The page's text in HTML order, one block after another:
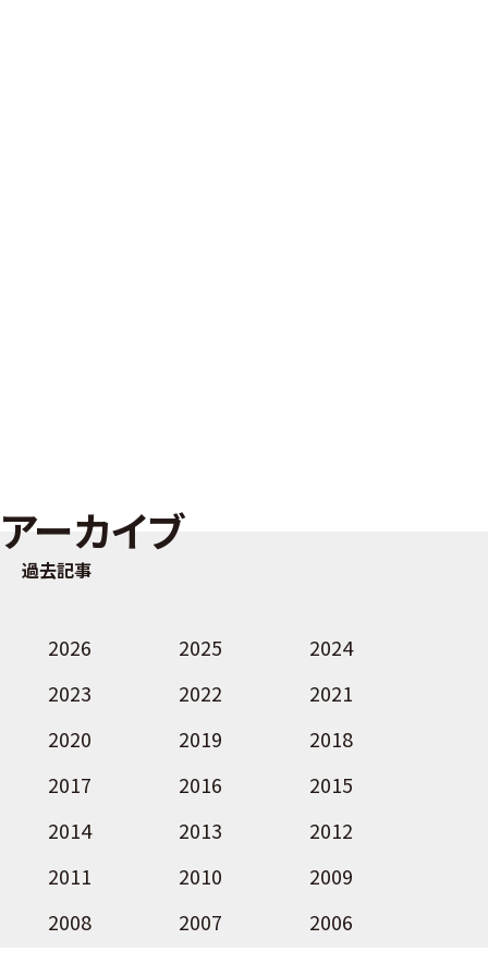
アーカイブ
過去記事
2026 2025
2024
2023
2022
2021
2020
2019
2018
2017
2016
2015
2014
2013
2012
2011
2010
2009
2008
2007 2006